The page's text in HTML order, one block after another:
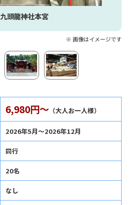
九頭龍神社本宮
※ 画像はイメージです
6,980円～ （大人お一人様）
2026年5月～2026年12月
同行
20名
なし